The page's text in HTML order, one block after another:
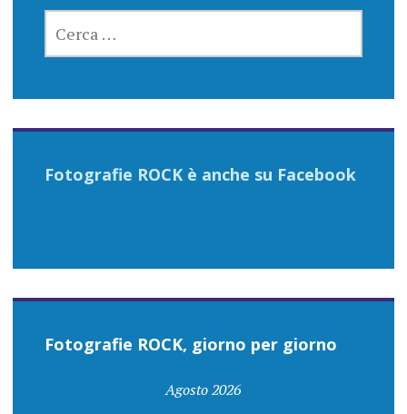
PER:
Fotografie ROCK è anche su Facebook
Fotografie ROCK, giorno per giorno
Agosto 2026